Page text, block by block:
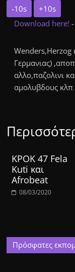
-10s
+10s
Download here!
Wenders,Herzog
Γερμανιας)
αλλο,παζολινι
αμολυβδους κλπ
ΚΡΟΚ 47 Fela
Kuti και
Afrobeat
08/03/2020
Πρόσφατες